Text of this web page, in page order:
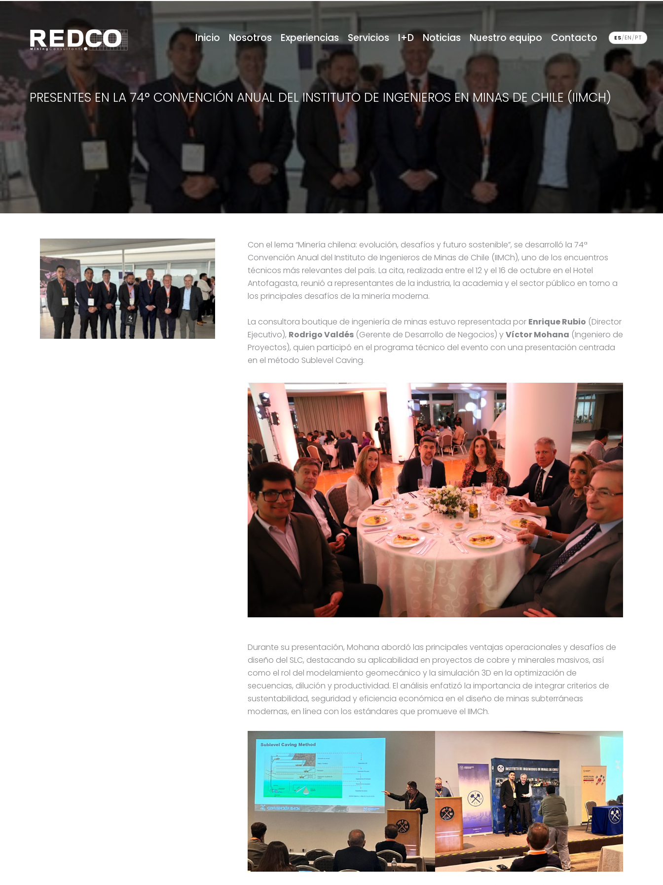
contenido
Inicio Nosotros Experiencias Servicios I+D Noticias Nuestro equipo Contacto ES/EN/PT
PRESENTES EN LA 74° CONVENCIÓN ANUAL DEL INSTITUTO DE INGENIEROS EN MINAS DE CHILE (IIMCH)
Con el lema “Minería chilena: evolución, desafíos y futuro sostenible”, se desarrolló la 74ª
Convención Anual del Instituto de Ingenieros de Minas de Chile (IIMCh), uno de los encuentros
técnicos más relevantes del país. La cita, realizada entre el 12 y el 16 de octubre en el Hotel
Antofagasta, reunió a representantes de la industria, la academia y el sector público en torno a
los principales desafíos de la minería moderna.
La consultora boutique de ingeniería de minas estuvo representada por Enrique Rubio (Director
Ejecutivo), Rodrigo Valdés(Gerente de Desarrollo de Negocios) yVíctor Mohana (Ingeniero de
Proyectos), quien participó en el programa técnico del evento con una presentación centrada
en el método Sublevel Caving.
Durante su presentación, Mohana abordó las principales ventajas operacionales y desafíos de
diseño del SLC, destacando su aplicabilidad en proyectos de cobre y minerales masivos, así
como el rol del modelamiento geomecánico y la simulación 3D en la optimización de
secuencias, dilución y productividad. El análisis enfatizó la importancia de integrar criterios de
sustentabilidad, seguridad y eficiencia económica en el diseño de minas subterráneas
modernas, en línea con los estándares que promueve el IIMCh.